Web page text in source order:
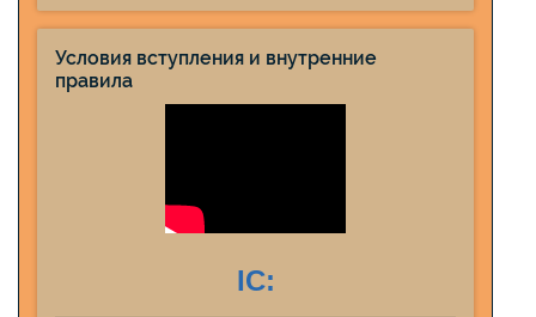
Условия вступления и внутренние
правила
IC: